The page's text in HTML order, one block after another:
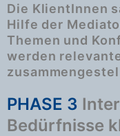
Die KlientInnen
Hilfe der
Themen und
werden
PHASE 3
Bedürfnisse